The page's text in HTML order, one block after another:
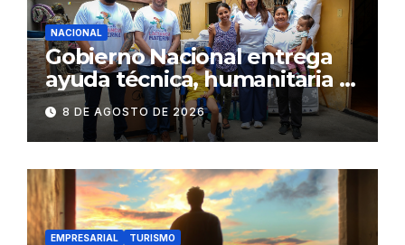
NACIONAL
Gobierno Nacional entrega
ayuda técnica, humanitaria y
Bono Joaquín Gallegos Lara a
familia en situación de
vulnerabilidad
8 DE AGOSTO DE 2026
EMPRESARIAL TURISMO